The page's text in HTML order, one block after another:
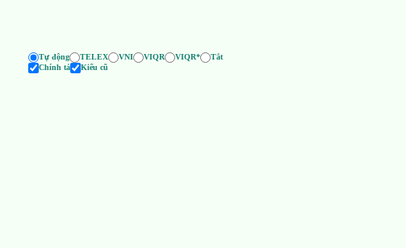
Tự động
TELEX VNI VIQR VIQR*
Tắt
Chính tả Kiểu cũ